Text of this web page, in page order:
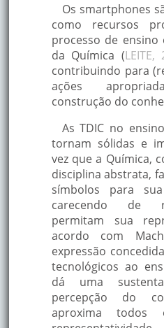
Os smartphones
como recursos
processo de ensino
da Química (LEITE,
contribuindo para
ações
construção do
As TDIC no
tornam sólidas e
vez que a Química,
disciplina abstrata,
símbolos para
carecendo de
permitam sua
acordo com
expressão
tecnológicos ao
dá uma
percepção do
aproxima